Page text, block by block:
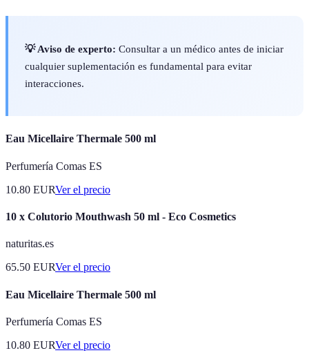
💡 Aviso de experto: Consultar a un médico antes de iniciar
cualquier suplementación es fundamental para evitar
interacciones.
Eau Micellaire Thermale 500 ml
Perfumería Comas ES
10.80 EURVer el precio
10 x Colutorio Mouthwash 50 ml - Eco Cosmetics
naturitas.es
65.50 EURVer el precio
Eau Micellaire Thermale 500 ml
Perfumería Comas ES
10.80 EURVer el precio